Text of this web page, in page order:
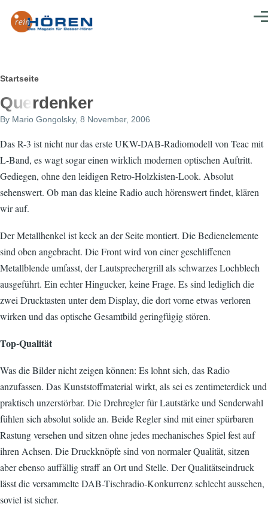
Pfadnavigation
Startseite
Querdenker
By Mario Gongolsky, 8 November, 2006
Das R-3 ist nicht nur das erste UKW-DAB-Radiomodell von Teac mit
L-Band, es wagt sogar einen wirklich modernen optischen Auftritt.
Gediegen, ohne den leidigen Retro-Holzkisten-Look. Absolut
sehenswert. Ob man das kleine Radio auch hörenswert findet, klären
wir auf.
Der Metallhenkel ist keck an der Seite montiert. Die Bedienelemente
sind oben angebracht. Die Front wird von einer geschliffenen
Metallblende umfasst, der Lautsprechergrill als schwarzes Lochblech
ausgeführt. Ein echter Hingucker, keine Frage. Es sind lediglich die
zwei Drucktasten unter dem Display, die dort vorne etwas verloren
wirken und das optische Gesamtbild geringfügig stören.
Top-Qualität
Was die Bilder nicht zeigen können: Es lohnt sich, das Radio
anzufassen. Das Kunststoffmaterial wirkt, als sei es zentimeterdick und
praktisch unzerstörbar. Die Drehregler für Lautstärke und Senderwahl
fühlen sich absolut solide an. Beide Regler sind mit einer spürbaren
Rastung versehen und sitzen ohne jedes mechanisches Spiel fest auf
ihren Achsen. Die Druckknöpfe sind von normaler Qualität, sitzen
aber ebenso auffällig straff an Ort und Stelle. Der Qualitätseindruck
lässt die versammelte DAB-Tischradio-Konkurrenz schlecht aussehen,
soviel ist sicher.